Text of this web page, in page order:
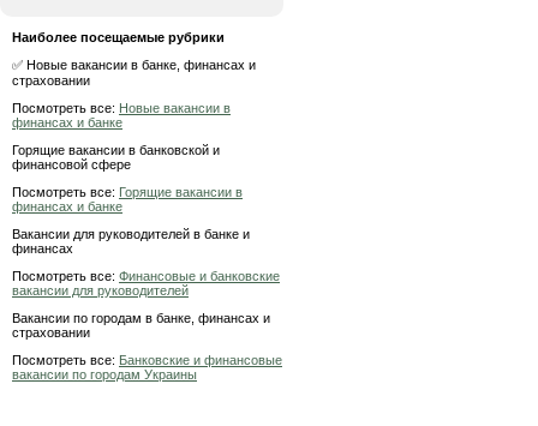
Наиболее посещаемые рубрики
✅ Новые вакансии в банке, финансах и
страховании
Посмотреть все: Новые вакансии в
финансах и банке
Горящие вакансии в банковской и
финансовой сфере
Посмотреть все: Горящие вакансии в
финансах и банке
Вакансии для руководителей в банке и
финансах
Посмотреть все: Финансовые и банковские
вакансии для руководителей
Вакансии по городам в банке, финансах и
страховании
Посмотреть все: Банковские и финансовые
вакансии по городам Украины